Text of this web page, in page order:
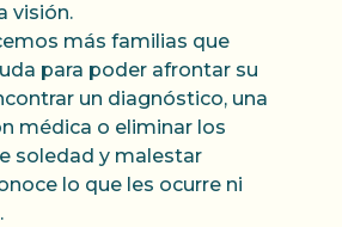
visión.
más familias que
para poder afrontar su
un diagnóstico, una
médica o eliminar los
soledad y malestar
lo que les ocurre ni